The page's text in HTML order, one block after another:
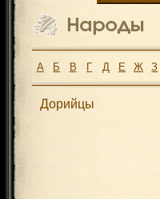
А Б В Г Д Е Ж З
Дорийцы